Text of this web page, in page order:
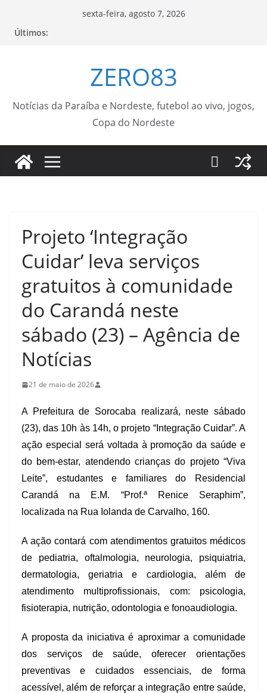
sexta-feira, agosto 7, 2026
Últimos:
ZERO83
Notícias da Paraíba e Nordeste, futebol ao vivo, jogos,
Copa do Nordeste
Projeto ‘Integração
Cuidar’ leva serviços
gratuitos à comunidade
do Carandá neste
sábado (23) – Agência de
Notícias
21 de maio de 2026
A Prefeitura de Sorocaba realizará, neste sábado
(23), das 10h às 14h, o projeto “Integração Cuidar”. A
ação especial será voltada à promoção da saúde e
do bem-estar, atendendo crianças do projeto “Viva
Leite”, estudantes e familiares do Residencial
Carandá na E.M. “Prof.ª Renice Seraphim”,
localizada na Rua Iolanda de Carvalho, 160.
A ação contará com atendimentos gratuitos médicos
de pediatria, oftalmologia, neurologia, psiquiatria,
dermatologia, geriatria e cardiologia, além de
atendimento multiprofissionais, com: psicologia,
fisioterapia, nutrição, odontologia e fonoaudiologia.
A proposta da iniciativa é aproximar a comunidade
dos serviços de saúde, oferecer orientações
preventivas e cuidados essenciais, de forma
acessível, além de reforçar a integração entre saúde,